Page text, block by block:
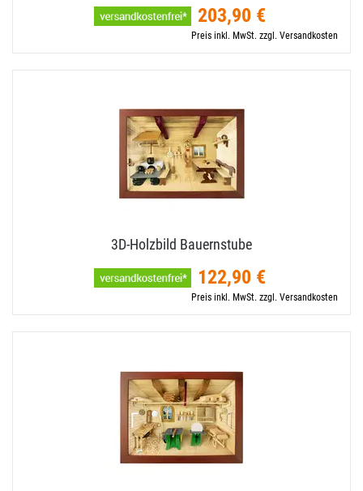
203,90 €
Preis inkl. MwSt. zzgl. Versandkosten
3D-​Holzbild Bauernstube
122,90 €
Preis inkl. MwSt. zzgl. Versandkosten